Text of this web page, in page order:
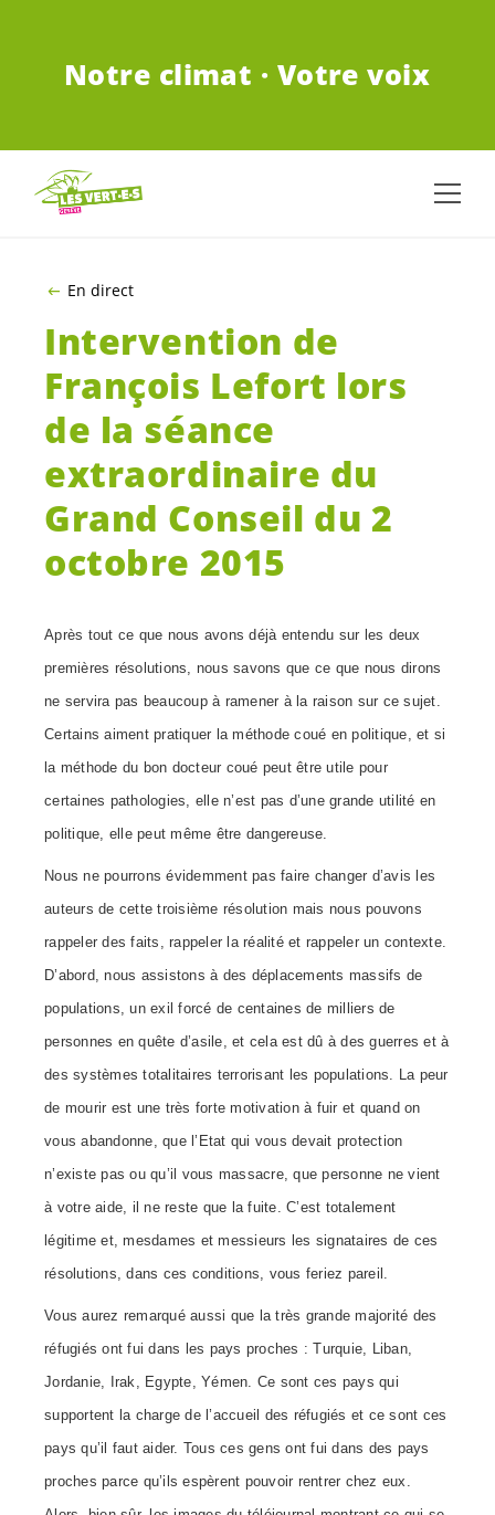
Notre climat · Votre voix
En direct
Intervention de
François Lefort lors
de la séance
extraordinaire du
Grand Conseil du 2
octobre 2015
Après tout ce que nous avons déjà entendu sur les deux
premières résolutions, nous savons que ce que nous dirons
ne servira pas beaucoup à ramener à la raison sur ce sujet.
Certains aiment pratiquer la méthode coué en politique, et si
la méthode du bon docteur coué peut être utile pour
certaines pathologies, elle n’est pas d’une grande utilité en
politique, elle peut même être dangereuse.
Nous ne pourrons évidemment pas faire changer d’avis les
auteurs de cette troisième résolution mais nous pouvons
rappeler des faits, rappeler la réalité et rappeler un contexte.
D’abord, nous assistons à des déplacements massifs de
populations, un exil forcé de centaines de milliers de
personnes en quête d’asile, et cela est dû à des guerres et à
des systèmes totalitaires terrorisant les populations. La peur
de mourir est une très forte motivation à fuir et quand on
vous abandonne, que l’Etat qui vous devait protection
n’existe pas ou qu’il vous massacre, que personne ne vient
à votre aide, il ne reste que la fuite. C’est totalement
légitime et, mesdames et messieurs les signataires de ces
résolutions, dans ces conditions, vous feriez pareil.
Vous aurez remarqué aussi que la très grande majorité des
réfugiés ont fui dans les pays proches : Turquie, Liban,
Jordanie, Irak, Egypte, Yémen. Ce sont ces pays qui
supportent la charge de l’accueil des réfugiés et ce sont ces
pays qu’il faut aider. Tous ces gens ont fui dans des pays
proches parce qu’ils espèrent pouvoir rentrer chez eux.